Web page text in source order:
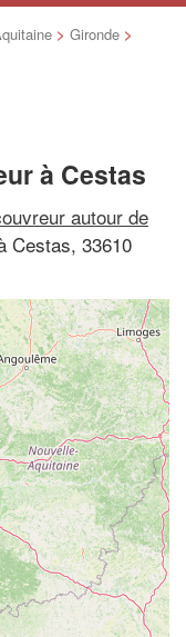
> Gironde >
à Cestas
autour de
Cestas, 33610